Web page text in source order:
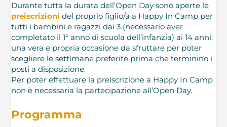
Durante tutta la durata dell’Open Day sono aperte le
preiscrizioni del proprio figlio/a a Happy In Camp per
tutti i bambini e ragazzi dai 3 (necessario aver
completato il 1° anno di scuola dell’infanzia) ai 14 anni:
una vera e propria occasione da sfruttare per poter
scegliere le settimane preferite prima che terminino i
posti a disposizione.
Per poter effettuare la preiscrizione a Happy In Camp
non è necessaria la partecipazione all’Open Day.
Programma